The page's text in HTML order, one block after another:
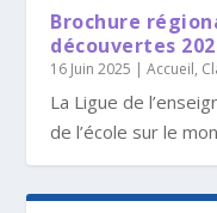
Brochure
découvertes
16 Juin 2025 |Accueil,
La Ligue de
de l’école sur le